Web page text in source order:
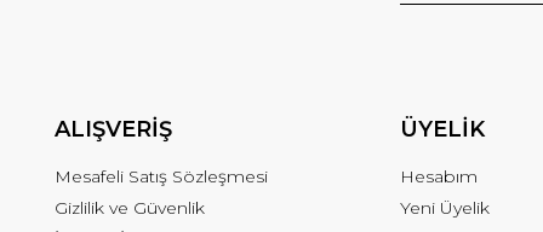
ALIŞVERİŞ
Mesafeli Satış Sözleşmesi
Gizlilik ve Güvenlik
ÜYELİK
Hesabım
Yeni Üyelik